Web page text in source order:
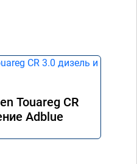
Touareg CR
Adblue